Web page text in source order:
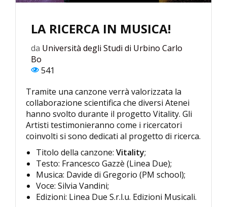
LA RICERCA IN MUSICA!
da Università degli Studi di Urbino Carlo
Bo
541
Tramite una canzone verrà valorizzata la
collaborazione scientifica che diversi Atenei
hanno svolto durante il progetto Vitality. Gli
Artisti testimonieranno come i ricercatori
coinvolti si sono dedicati al progetto di ricerca.
Titolo della canzone: Vitality;
Testo: Francesco Gazzè (Linea Due);
Musica: Davide di Gregorio (PM school);
Voce: Silvia Vandini;
Edizioni: Linea Due S.r.l.u. Edizioni Musicali.